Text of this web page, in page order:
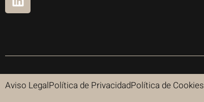
Aviso LegalPolítica de PrivacidadPolítica de Cookies